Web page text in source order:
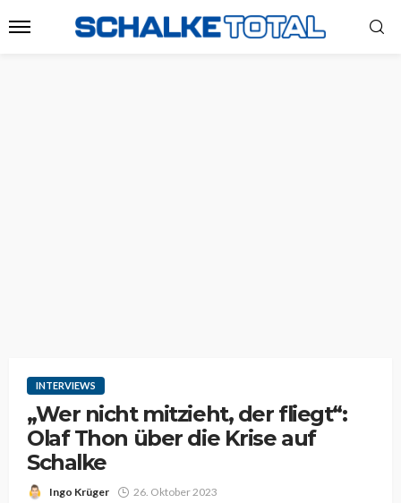
INTERVIEWS
„Wer nicht mitzieht, der fliegt“:
Olaf Thon über die Krise auf
Schalke
Ingo Krüger 26. Oktober 2023